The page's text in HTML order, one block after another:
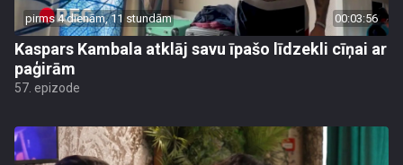
pirms 4 dienām, 11 stundām 00:03:56
Kaspars Kambala atklāj savu īpašo līdzekli cīņai ar
paģirām
57. epizode